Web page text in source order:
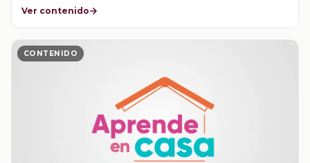
Ver contenido
CONTENIDO